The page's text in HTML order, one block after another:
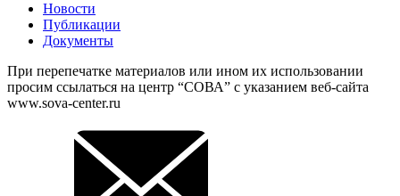
Новости
Публикации
Документы
При перепечатке материалов или ином их использовании
просим ссылаться на центр “СОВА” с указанием веб-сайта
www.sova-center.ru